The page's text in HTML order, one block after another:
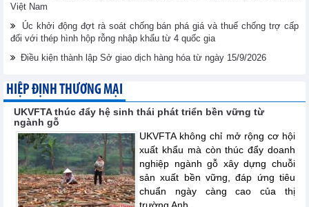
Việt Nam
Úc khởi động đợt rà soát chống bán phá giá và thuế chống trợ cấp
đối với thép hình hộp rỗng nhập khẩu từ 4 quốc gia
Điều kiện thành lập Sở giao dịch hàng hóa từ ngày 15/9/2026
HIỆP ĐỊNH THƯƠNG MẠI
UKVFTA thúc đẩy hệ sinh thái phát triển bền vững từ
ngành gỗ
UKVFTA không chỉ mở rộng cơ hội
xuất khẩu mà còn thúc đẩy doanh
nghiệp ngành gỗ xây dựng chuỗi
sản xuất bền vững, đáp ứng tiêu
chuẩn ngày càng cao của thị
trường Anh.